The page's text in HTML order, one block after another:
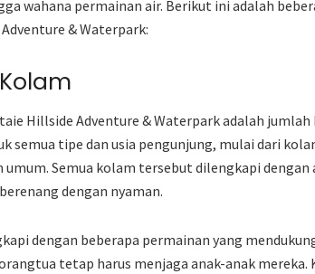
wahana permainan air. Berikut ini adalah
& Waterpark:
Hillside Adventure & Waterpark adalah
semua tipe dan usia pengunjung, mulai dari
Semua kolam tersebut dilengkapi dengan
dengan nyaman.
dengan beberapa permainan yang
tetap harus menjaga anak-anak mereka.